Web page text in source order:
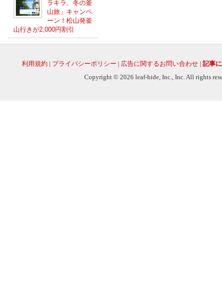
ラキラ、冬の釜
山旅」キャンペ
ーン！松山発釜
山行きが2,000円割引
利用規約 | プライバシーポリシー | 広告に関するお問い合わせ | 記事
Copyright © 2026 leaf-hide, Inc., Inc. All rights